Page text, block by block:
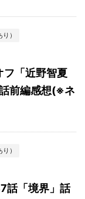
）
フ「近野智夏
前編感想(※ネ
）
話「境界」話